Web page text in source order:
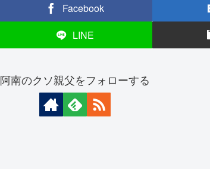
Facebook
LINE
阿南のクソ親父をフォローする